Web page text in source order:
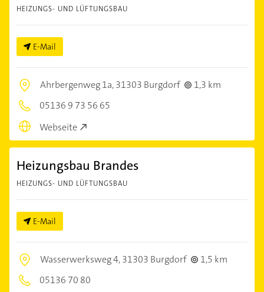
HEIZUNGS- UND LÜFTUNGSBAU
E-Mail
Ahrbergenweg 1a,31303 Burgdorf
1,3 km
05136 9 73 56 65
Webseite
Heizungsbau Brandes
HEIZUNGS- UND LÜFTUNGSBAU
E-Mail
Wasserwerksweg 4,31303 Burgdorf
1,5 km
05136 70 80